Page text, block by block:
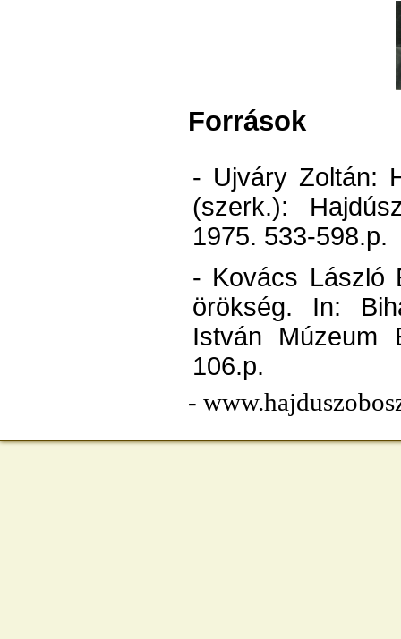
Források
- Ujváry Zoltán:
(szerk.):
1975. 533-598.p.
- Kovács László
örökség. In:
István Múzeum
106.p.
-